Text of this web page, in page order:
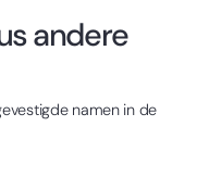
andere
namen in de